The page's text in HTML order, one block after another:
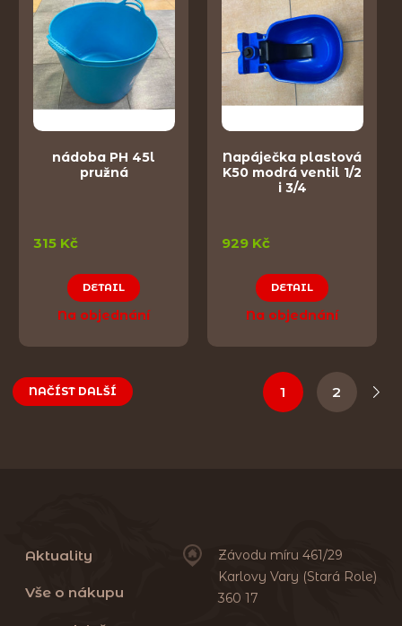
nádoba PH 45l
pružná
315 Kč
DETAIL
Na objednání
Napáječka plastová
K50 modrá ventil 1/2
i 3/4
929 Kč
DETAIL
Na objednání
NAČÍST DALŠÍ 1 2
Aktuality
Vše o nákupu
Závodu míru 461/29
Karlovy Vary (Stará Role)
360 17